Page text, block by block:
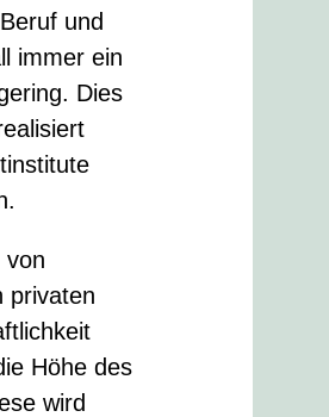
und
immer ein
Dies
von
privaten
Höhe des
wird